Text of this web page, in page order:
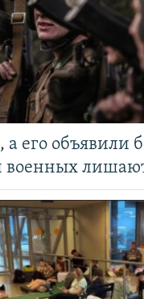
а его объявили
военных